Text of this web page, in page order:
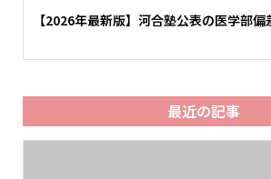
【2026年最新版】河合塾公表の医学部偏
最近の記事